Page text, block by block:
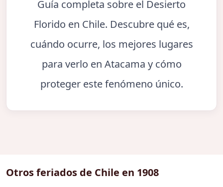
Guía completa sobre el Desierto
Florido en Chile. Descubre qué es,
cuándo ocurre, los mejores lugares
para verlo en Atacama y cómo
proteger este fenómeno único.
Otros feriados de Chile en 1908